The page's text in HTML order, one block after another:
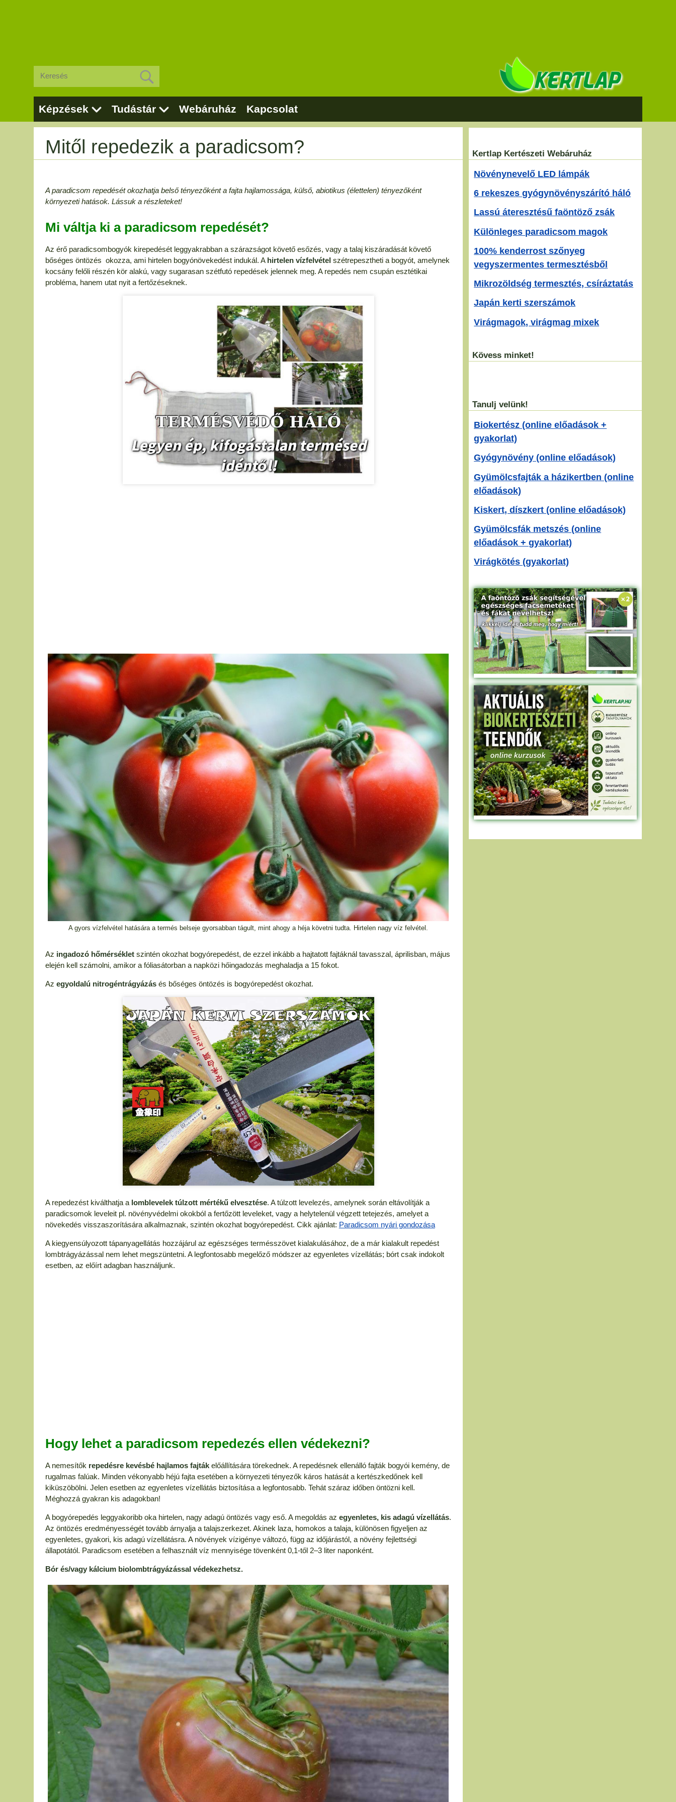
Képzések Tudástár Webáruház Kapcsolat
Mitől repedezik a paradicsom?
A paradicsom repedését okozhatja belső tényezőként a fajta hajlamossága, külső, abiotikus (élettelen) tényezőként
környezeti hatások. Lássuk a részleteket!
Mi váltja ki a paradicsom repedését?
Az érő paradicsombogyók kirepedését leggyakrabban a szárazságot követő esőzés, vagy a talaj kiszáradását követő
bőséges öntözés okozza, ami hirtelen bogyónövekedést indukál. A hirtelen vízfelvételszétrepesztheti a bogyót, amelynek
kocsány felőli részén kör alakú, vagy sugarasan szétfutó repedések jelennek meg. A repedés nem csupán esztétikai
probléma, hanem utat nyit a fertőzéseknek.
A gyors vízfelvétel hatására a termés belseje gyorsabban tágult, mint ahogy a héja követni tudta. Hirtelen nagy víz felvétel.
Az ingadozó hőmérsékletszintén okozhat bogyórepedést, de ezzel inkább a hajtatott fajtáknál tavasszal, áprilisban, május
elején kell számolni, amikor a fóliasátorban a napközi hőingadozás meghaladja a 15 fokot.
Az egyoldalú nitrogéntrágyázásés bőséges öntözés is bogyórepedést okozhat.
A repedezést kiválthatja a lomblevelek túlzott mértékű elvesztése. A túlzott levelezés, amelynek során eltávolítják a
paradicsomok leveleit pl. növényvédelmi okokból a fertőzött leveleket, vagy a helytelenül végzett tetejezés, amelyet a
növekedés visszaszorítására alkalmaznak, szintén okozhat bogyórepedést. Cikk ajánlat: Paradicsom nyári gondozása
A kiegyensúlyozott tápanyagellátás hozzájárul az egészséges termésszövet kialakulásához, de a már kialakult repedést
lombtrágyázással nem lehet megszüntetni. A legfontosabb megelőző módszer az egyenletes vízellátás; bórt csak indokolt
esetben, az előírt adagban használjunk.
Hogy lehet a paradicsom repedezés ellen védekezni?
A nemesítők repedésre kevésbé hajlamos fajtákelőállítására törekednek. A repedésnek ellenálló fajták bogyói kemény, de
rugalmas falúak. Minden vékonyabb héjú fajta esetében a környezeti tényezők káros hatását a kertészkedőnek kell
kiküszöbölni. Jelen esetben az egyenletes vízellátás biztosítása a legfontosabb. Tehát száraz időben öntözni kell.
Méghozzá gyakran kis adagokban!
A bogyórepedés leggyakoribb oka hirtelen, nagy adagú öntözés vagy eső. A megoldás az egyenletes, kis adagú vízellátás.
Az öntözés eredményességét tovább árnyalja a talajszerkezet. Akinek laza, homokos a talaja, különösen figyeljen az
egyenletes, gyakori, kis adagú vízellátásra. A növények vízigénye változó, függ az időjárástól, a növény fejlettségi
állapotától. Paradicsom esetében a felhasznált víz mennyisége tövenként 0,1-től 2–3 liter naponként.
Bór és/vagy kálcium biolombtrágyázással védekezhetsz.
Kertlap Kertészeti Webáruház
Növénynevelő LED lámpák
6 rekeszes gyógynövényszárító háló
Lassú áteresztésű faöntöző zsák
Különleges paradicsom magok
100% kenderrost szőnyeg
vegyszermentes termesztésből
Mikrozöldség termesztés, csíráztatás
Japán kerti szerszámok
Virágmagok, virágmag mixek
Kövess minket!
Tanulj velünk!
Biokertész (online előadások +
gyakorlat)
Gyógynövény (online előadások)
Gyümölcsfajták a házikertben (online
előadások)
Kiskert, díszkert (online előadások)
Gyümölcsfák metszés (online
előadások + gyakorlat)
Virágkötés (gyakorlat)